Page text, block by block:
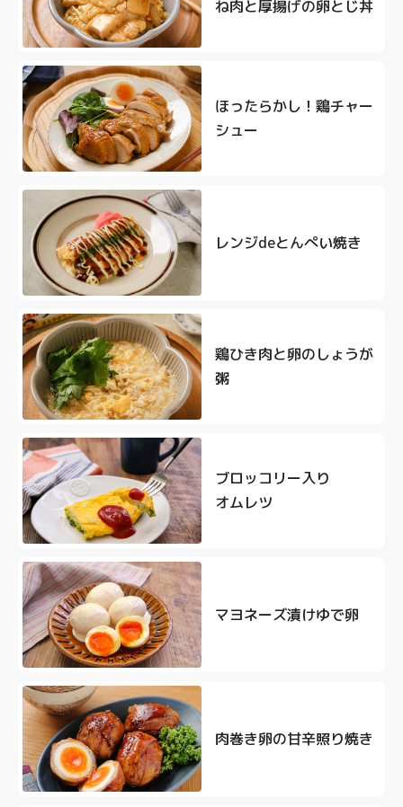
ね肉と厚揚げの卵とじ丼
ほったらかし！鶏チャー
シュー
レンジdeとんぺい焼き
鶏ひき肉と卵のしょうが
粥
ブロッコリー入り
オムレツ
マヨネーズ漬けゆで卵
肉巻き卵の甘辛照り焼き